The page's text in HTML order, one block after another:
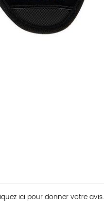
ici pour donner votre avis.